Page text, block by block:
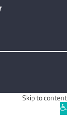
Skip to content
Open